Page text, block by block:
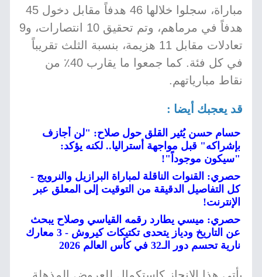
مباراة، سجلوا خلالها 46 هدفاً مقابل دخول 45
هدفاً في مرماهم، وتم تحقيق 10 انتصارات، و9
تعادلات مقابل 11 هزيمة، بنسبة الثلث تقريباً
في كل فئة. كما جمعوا ما يقارب 40٪ من
نقاط مبارياتهم.
قد يعجبك أيضا :
حسام حسن يُثير القلق حول صلاح: "لن أجازف
بإشراكه" قبل مواجهة أستراليا.. لكنه يؤكد:
"سيكون موجوداً"!
حصري: القنوات الناقلة لمباراة البرازيل والنرويج -
كل التفاصيل الدقيقة من التوقيت إلى المعلق عبر
الإنترنت!
حصري: ميسي يطارد رقمه القياسي وصلاح يبحث
عن التاريخ ودياز يتحدى تكتيكات كيروش - 3 معارك
نارية تحسم دور الـ32 في كأس العالم 2026